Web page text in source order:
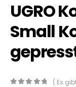
UGRO
Small
( Es